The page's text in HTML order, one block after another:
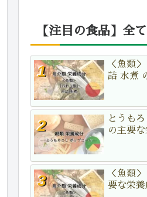
【注目の食品】全
＜魚類
詰 水煮
とうも
の主要
＜魚類
要な栄養